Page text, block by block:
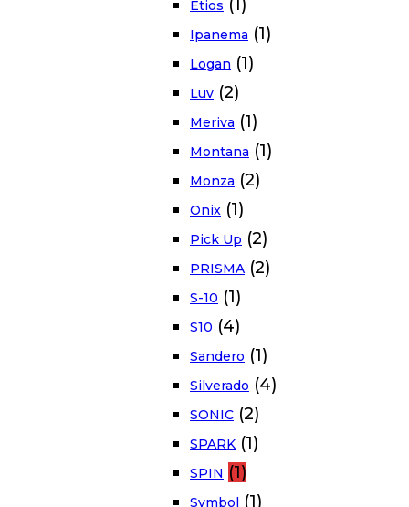
Etios (1)
Ipanema (1)
Logan (1)
Luv (2)
Meriva (1)
Montana (1)
Monza (2)
Onix (1)
Pick Up (2)
PRISMA (2)
S-10 (1)
S10 (4)
Sandero (1)
Silverado (4)
SONIC (2)
SPARK (1)
SPIN (1)
Symbol (1)